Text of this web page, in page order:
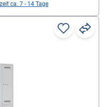
ca. 7 - 14 Tage